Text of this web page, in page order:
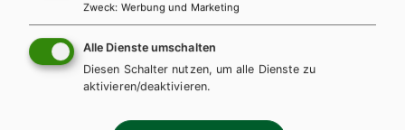
Zweck: Werbung und Marketing
Alle Dienste umschalten
Diesen Schalter nutzen, um alle Dienste zu
aktivieren/deaktivieren.